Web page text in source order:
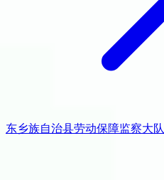
东乡族自治县劳动保障监察大队